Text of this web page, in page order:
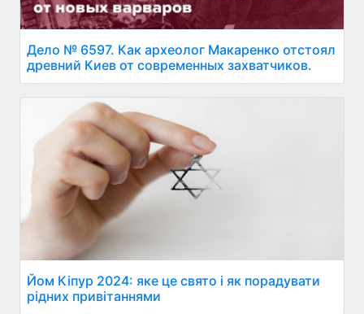
Дело № 6597. Как археолог Макаренко отстоял
древний Киев от современных захватчиков.
Йом Кіпур 2024: яке це свято і як порадувати
рідних привітаннями